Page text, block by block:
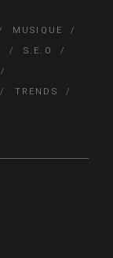
MUSIQUE
S.E.O
TRENDS